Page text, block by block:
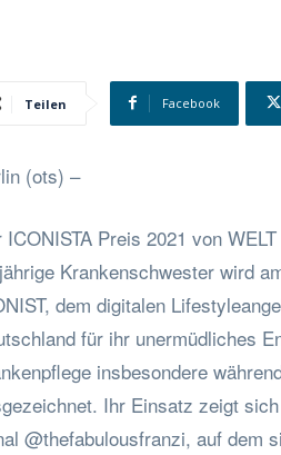
Teilen Facebook
(ots) –
ICONISTA Preis 2021 von
Krankenschwester wird
dem digitalen
für ihr unermüdliches
insbesondere
Ihr Einsatz zeigt
@thefabulousfranzi, auf dem